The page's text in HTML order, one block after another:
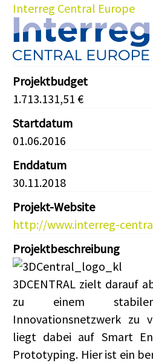
Interreg Central Europe
Projektbudget
1.713.131,51 €
Startdatum
01.06.2016
Enddatum
30.11.2018
Projekt-Website
http://www.interreg-
Projektbeschreibung
3DCENTRAL zielt darauf
zu einem stabilen
Innovationsnetzwerk zu
liegt dabei auf Smart
Prototyping. Hier ist ein